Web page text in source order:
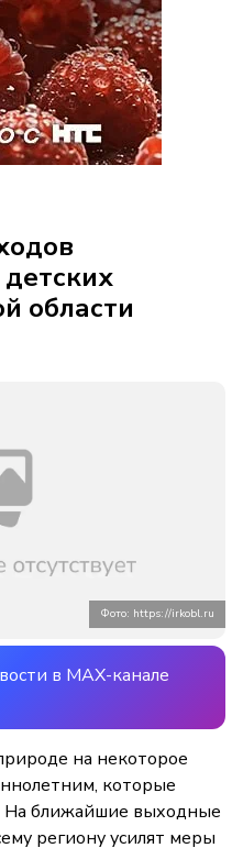
области
Фото: https://irkobl.ru
в MAX-канале
на некоторое
которые
На ближайшие выходные
региону усилят меры